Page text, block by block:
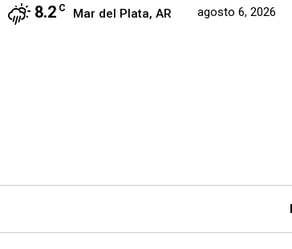
8.2 C Mar del Plata, AR agosto 6, 2026